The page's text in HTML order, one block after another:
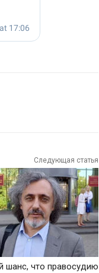
Следующая статья
шанс, что правосудию